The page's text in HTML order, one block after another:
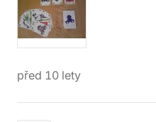
před 10 lety